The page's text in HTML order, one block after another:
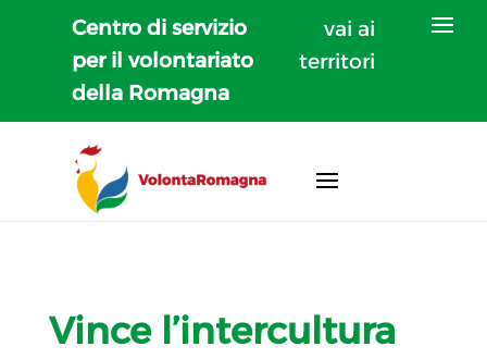
Centro di servizio
per il volontariato
della Romagna
vai ai
territori
Vince l’intercultura